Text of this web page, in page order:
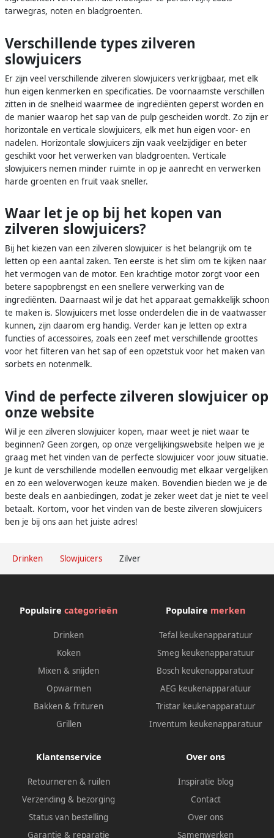
Drinken Slowjuicers Zilver
tarwegras, noten en bladgroenten.
Verschillende types zilveren
slowjuicers
Er zijn veel verschillende zilveren slowjuicers verkrijgbaar, met elk
hun eigen kenmerken en specificaties. De voornaamste verschillen
zitten in de snelheid waarmee de ingrediënten geperst worden en
de manier waarop het sap van de pulp gescheiden wordt. Zo zijn er
horizontale en verticale slowjuicers, elk met hun eigen voor- en
nadelen. Horizontale slowjuicers zijn vaak veelzijdiger en beter
geschikt voor het verwerken van bladgroenten. Verticale
slowjuicers nemen minder ruimte in op je aanrecht en verwerken
harde groenten en fruit vaak sneller.
Waar let je op bij het kopen van
zilveren slowjuicers?
Bij het kiezen van een zilveren slowjuicer is het belangrijk om te
letten op een aantal zaken. Ten eerste is het slim om te kijken naar
het vermogen van de motor. Een krachtige motor zorgt voor een
betere sapopbrengst en een snellere verwerking van de
ingrediënten. Daarnaast wil je dat het apparaat gemakkelijk schoon
te maken is. Slowjuicers met losse onderdelen die in de vaatwasser
kunnen, zijn daarom erg handig. Verder kan je letten op extra
functies of accessoires, zoals een zeef met verschillende groottes
voor het filteren van het sap of een opzetstuk voor het maken van
sorbets en notenmelk.
Vind de perfecte zilveren slowjuicer op
onze website
Wil je een zilveren slowjuicer kopen, maar weet je niet waar te
beginnen? Geen zorgen, op onze vergelijkingswebsite helpen we je
graag met het vinden van de perfecte slowjuicer voor jouw situatie.
Je kunt de verschillende modellen eenvoudig met elkaar vergelijken
en zo een weloverwogen keuze maken. Bovendien bieden we je de
beste deals en aanbiedingen, zodat je zeker weet dat je niet te veel
betaalt. Kortom, voor het vinden van de beste zilveren slowjuicers
ben je bij ons aan het juiste adres!
Populaire categorieën
Drinken
Koken
Mixen & snijden
Opwarmen
Bakken & frituren
Grillen
Populaire merken
Tefal keukenapparatuur
Smeg keukenapparatuur
Bosch keukenapparatuur
AEG keukenapparatuur
Tristar keukenapparatuur
Inventum keukenapparatuur
Klantenservice
Retourneren & ruilen
Verzending & bezorging
Status van bestelling
Garantie & reparatie
Over ons
Inspiratie blog
Contact
Over ons
Samenwerken